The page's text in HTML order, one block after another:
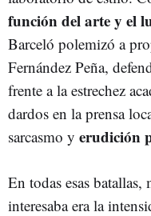
función del arte y el
Barceló polemizó a
Fernández Peña,
frente a la estrechez
dardos en la prensa
sarcasmo y erudición
En todas esas
interesaba era la